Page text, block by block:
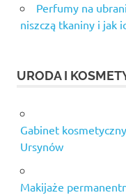
Perfumy na
niszczą tkaniny i jak
URODA I
Gabinet
Ursynów
Makijaże